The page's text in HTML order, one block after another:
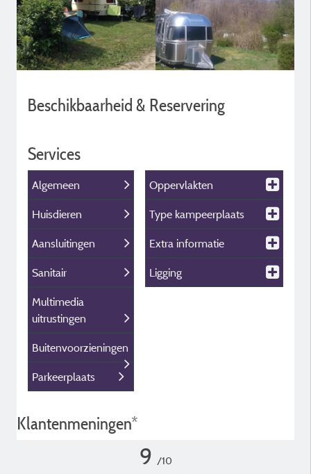
Beschikbaarheid & Reservering
Services
Algemeen
Huisdieren
Aansluitingen
Sanitair
Multimedia
uitrustingen
Buitenvoorzieningen
Parkeerplaats
Oppervlakten
Type kampeerplaats
Extra informatie
Ligging
Klantenmeningen*
9 /10